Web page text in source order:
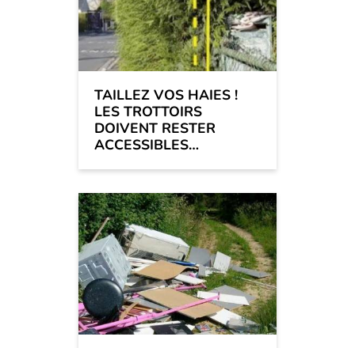
TAILLEZ VOS HAIES !
LES TROTTOIRS
DOIVENT RESTER
ACCESSIBLES…